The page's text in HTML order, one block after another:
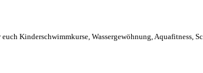
Kinderschwimmkurse, Wassergewöhnung, Aquafitness,